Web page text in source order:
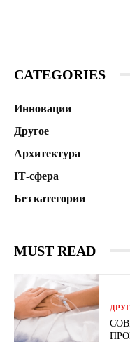
CATEGORIES
Инновации
Другое
Архитектура
ІТ-сфера
Без категории
MUST READ